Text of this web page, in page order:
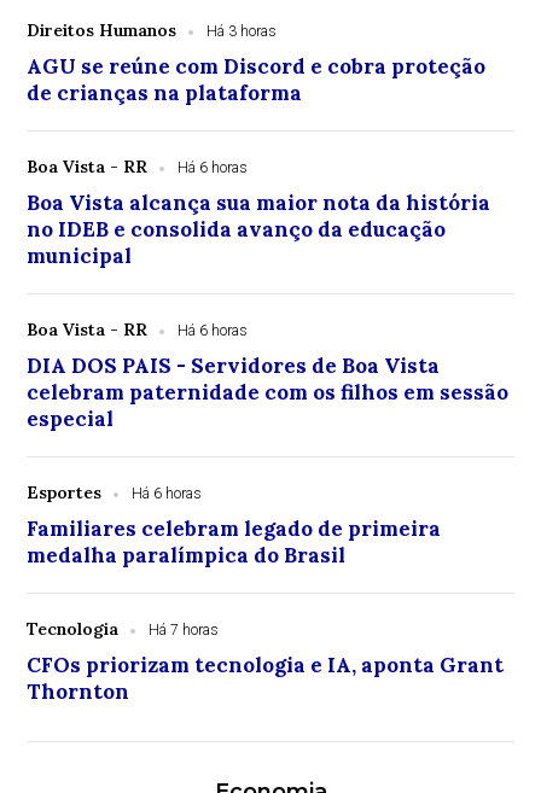
Direitos Humanos Há 3 horas
AGU se reúne com Discord e cobra proteção
de crianças na plataforma
Boa Vista - RR Há 6 horas
Boa Vista alcança sua maior nota da história
no IDEB e consolida avanço da educação
municipal
Boa Vista - RR Há 6 horas
DIA DOS PAIS - Servidores de Boa Vista
celebram paternidade com os filhos em sessão
especial
Esportes Há 6 horas
Familiares celebram legado de primeira
medalha paralímpica do Brasil
Tecnologia Há 7 horas
CFOs priorizam tecnologia e IA, aponta Grant
Thornton